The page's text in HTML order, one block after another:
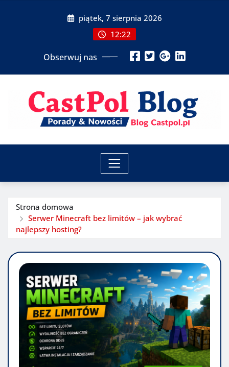
piątek, 7 sierpnia 2026
12:22
Obserwuj nas
Strona domowa
Serwer Minecraft bez limitów – jak wybrać
najlepszy hosting?